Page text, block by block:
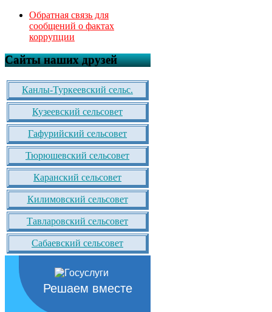
Обратная связь для
сообщений о фактах
коррупции
Сайты наших друзей
Канлы-Туркеевский сельс.
Кузеевский сельсовет
Гафурийский сельсовет
Тюрюшевский сельсовет
Каранский сельсовет
Килимовский сельсовет
Тавларовский сельсовет
Сабаевский сельсовет
Решаем вместе